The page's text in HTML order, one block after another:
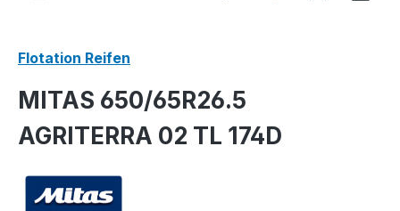
Flotation Reifen
MITAS 650/65R26.5
AGRITERRA 02 TL 174D